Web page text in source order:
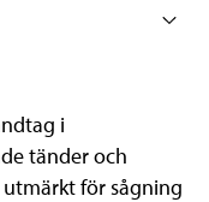
i
tänder och
för sågning